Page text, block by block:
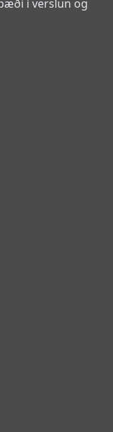
í verslun og